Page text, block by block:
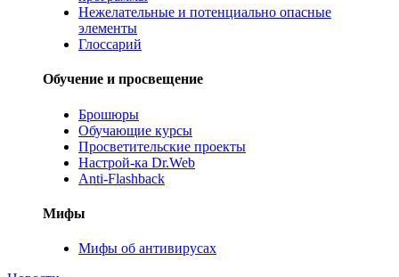
Нежелательные и потенциально опасные
элементы
Глоссарий
Обучение и просвещение
Брошюры
Обучающие курсы
Просветительские проекты
Настрой-ка Dr.Web
Anti-Flashback
Мифы
Мифы об антивирусах